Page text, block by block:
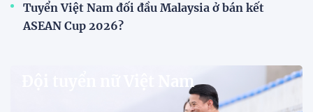
Tuyển Việt Nam đối đầu Malaysia ở bán kết
ASEAN Cup 2026?
Đội tuyển nữ Việt Nam